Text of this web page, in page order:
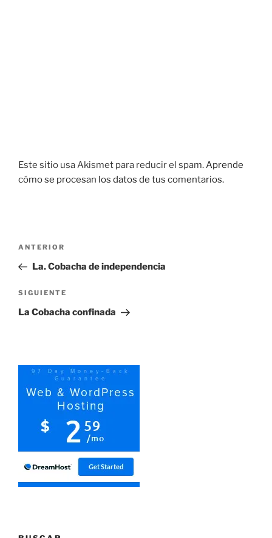
Este sitio usa Akismet para reducir el spam.Aprende
cómo se procesan los datos de tus comentarios.
Navegación
entradas
Entrada
anterior:
ANTERIOR
La. Cobacha de independencia
Siguiente
entrada
SIGUIENTE
La Cobacha confinada